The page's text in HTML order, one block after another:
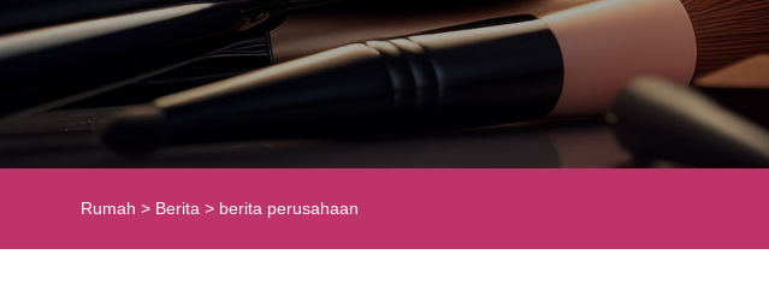
Rumah > Berita > berita perusahaan